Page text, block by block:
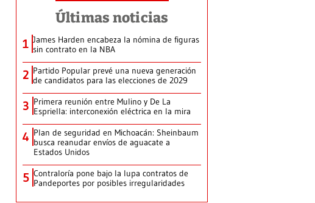
Últimas noticias
1 James Harden encabeza la nómina de figuras
sin contrato en la NBA
2 Partido Popular prevé una nueva generación
de candidatos para las elecciones de 2029
3 Primera reunión entre Mulino y De La
Espriella: interconexión eléctrica en la mira
4 Plan de seguridad en Michoacán: Sheinbaum
busca reanudar envíos de aguacate a
Estados Unidos
5 Contraloría pone bajo la lupa contratos de
Pandeportes por posibles irregularidades